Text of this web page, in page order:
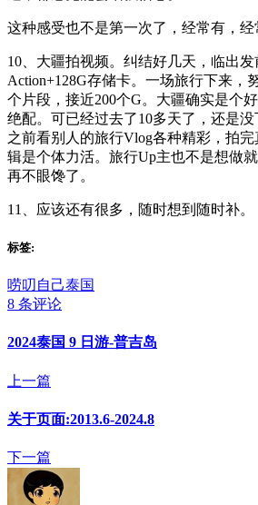
这种感受也不是第一次了，经常有，
10、大疆拍视频。纠结好几天，临出
Action+128G存储卡。一场旅行下来，
个片段，接近200个G。大疆确实是个
绝配。可已经过去了10多天了，还是
之前看别人的旅行Vlog各种精彩，拍
辑是个体力活。旅行Up主也不是想做
再不眼馋了。
11、应该还有很多，随时想到随时补。
标签:
唠叨自己泰国
8 条评论
2024泰国 9 日游-普吉岛
上一篇
关于页面:2013.6-2024.8
下一篇